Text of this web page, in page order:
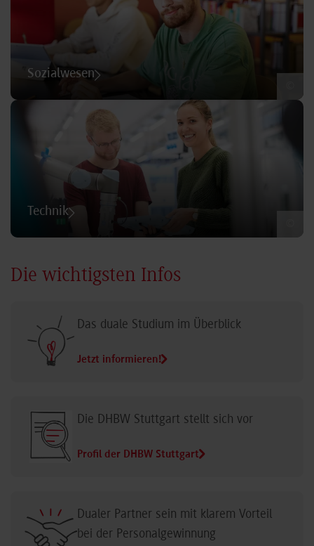
Sozialwesen
Technik
Die wichtigsten Infos
Das duale Studium im Überblick
Jetzt informieren!
Die DHBW Stuttgart stellt sich vor
Profil der DHBW Stuttgart
Dualer Partner sein mit klarem Vorteil
bei der Personalgewinnung